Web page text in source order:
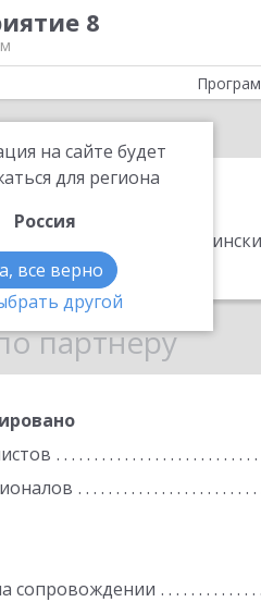
8
на сайте будет
для региона
Россия
все верно
другой
Ярославская обл,
991-0830
партнеру
сопровождении